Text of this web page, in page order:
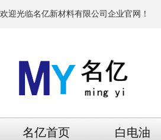
欢迎光临名亿新材料有限公司企业官网！
名亿首页 白电油